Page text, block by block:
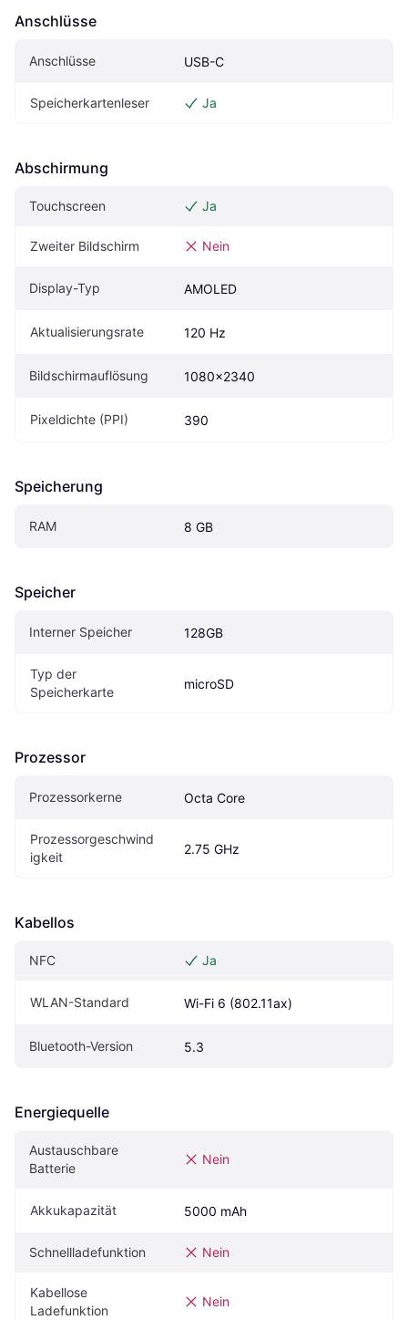
Anschlüsse
Anschlüsse USB-C
Speicherkartenleser Ja
Abschirmung
Touchscreen Ja
Zweiter Bildschirm Nein
Display-Typ AMOLED
Aktualisierungsrate 120 Hz
Bildschirmauflösung 1080x2340
Pixeldichte (PPI) 390
Speicherung
RAM 8 GB
Speicher
Interner Speicher 128GB
Typ der
Speicherkarte
microSD
Prozessor
Prozessorkerne Octa Core
Prozessorgeschwind
igkeit
2.75 GHz
Kabellos
NFC Ja
WLAN-Standard Wi-Fi 6 (802.11ax)
Bluetooth-Version 5.3
Energiequelle
Austauschbare
Batterie
Nein
Akkukapazität 5000 mAh
Schnellladefunktion Nein
Kabellose
Ladefunktion
Nein